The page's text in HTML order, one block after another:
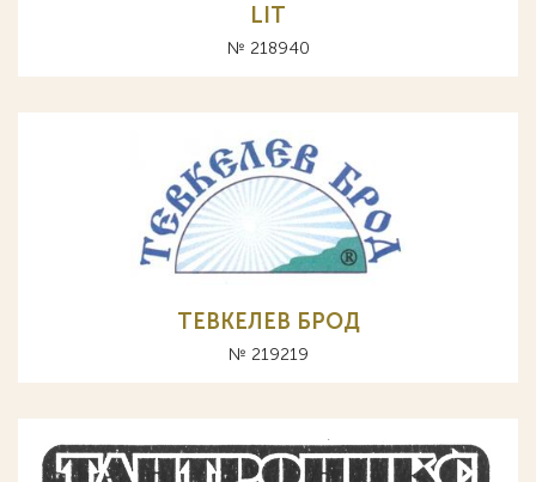
LIT
№ 218940
ТЕВКЕЛЕВ БРОД
№ 219219